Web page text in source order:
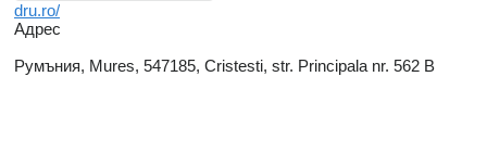
dru.ro/
Адрес
Румъния, Mures, 547185, Cristesti, str. Principala nr. 562 B